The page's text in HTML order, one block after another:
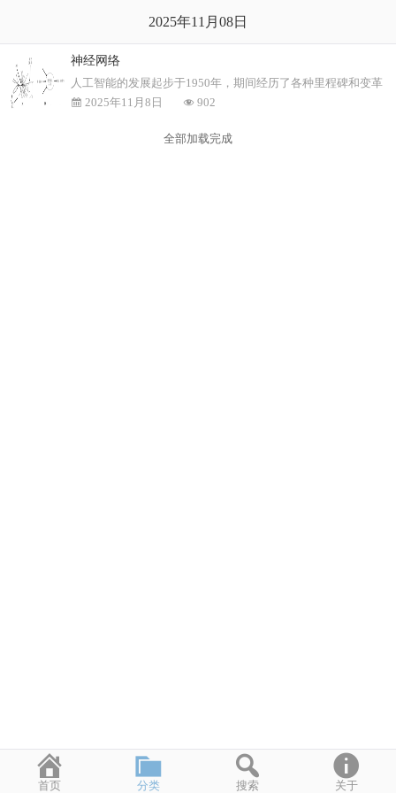
2025年11月08日
神经网络
人工智能的发展起步于1950年，期间经历了各种里程碑和变革
2025年11月8日
902
全部加载完成
首页 分类 搜索 关于